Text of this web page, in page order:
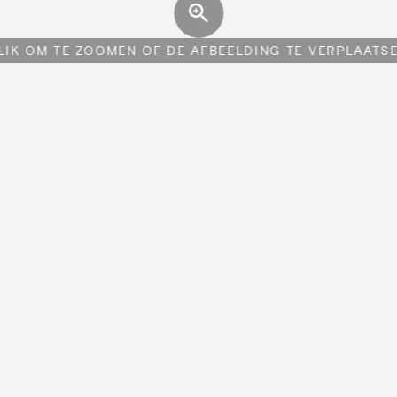
OM TE ZOOMEN OF DE AFBEELDING TE